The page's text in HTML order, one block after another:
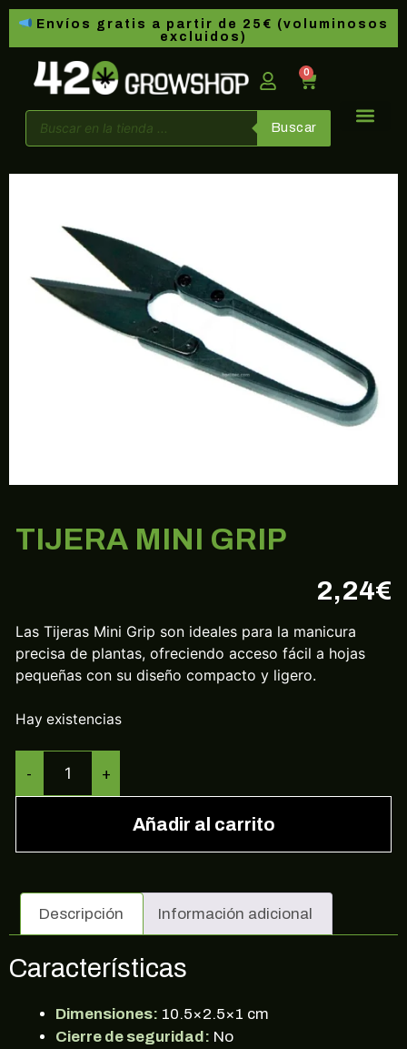
Envíos gratis a partir de 25€ (voluminosos
excluidos)
0
Buscar
TIJERA MINI GRIP
2,24€
Las Tijeras Mini Grip son ideales para la manicura
precisa de plantas, ofreciendo acceso fácil a hojas
pequeñas con su diseño compacto y ligero.
Hay existencias
- +
Añadir al carrito
Descripción Información adicional
Características
Dimensiones: 10.5×2.5×1 cm
Cierre de seguridad: No